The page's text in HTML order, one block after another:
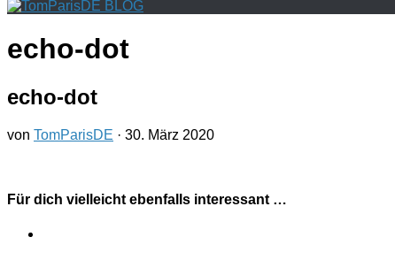
echo-dot
echo-dot
von TomParisDE · 30. März 2020
Für dich vielleicht ebenfalls interessant …